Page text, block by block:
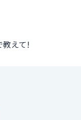
教えて!